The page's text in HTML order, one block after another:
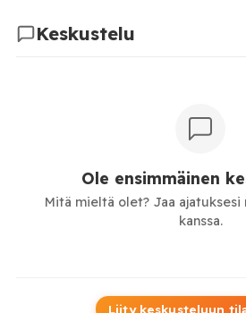
Keskustelu
Ole ensimmäinen
Mitä mieltä olet? Jaa
kanssa.
Liity keskusteluun